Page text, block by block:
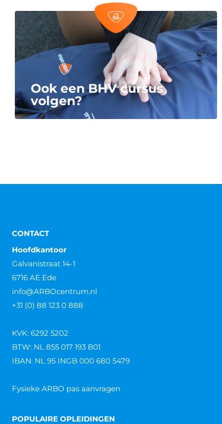
Ook een BHV cursus
volgen?
CONTACT
Hoofdkantoor
Galvanistraat 14-1
6716 AE Ede
info@ARBOcentrum.nl
+31 (0) 88 123 0 888
KVK: 6292 5202
BTW: NL 855 017 193 B01
IBAN: NL 95 INGB 000 680 5479
Fysieke ARBO pas aanvragen
POPULAIRE OPLEIDINGEN